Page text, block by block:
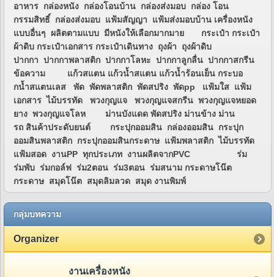
อาหาร กล่องหนัง กล่องโอนบ้าน กล่องส่งมอบ กล่อง โอน
กรรมสิทธิ์ กล่องส่งมอบ แฟ้มสัญญา แฟ้มส่งมอบบ้าน เครื่องหนัง
แบบอื่นๆ ผลิตตามแบบ มีหนังให้เลือกมากมาย กระเป๋า กระเป๋า
ผ้าดิบ กระเป๋าเอกสาร กระเป๋าเดินทาง ถุงผ้า ถุงผ้าดิบ
ปากกา ปากกาพลาสติก ปากกาโลหะ ปากกาลูกลื่น ปากกาสกรีน
ข้อความ แก้วสแตน แก้วน้ำสแตน แก้วน้ำร้อนเย็น กระบอ
กน้ำสแตนเลส พัด พัดพลาสติก พัดสปริง พัดpp แฟ้มใส แฟ้ม
เอกสาร ไม้บรรทัด พวงกุญแจ พวงกุญแจสกรีน พวงกุญแจหยอด
ยาง พวงกุญแจโลห ม่านบังแดด พัดสปริง ม่านข้าง ม่าน
รถ สินค้าประดับยนต์ กระปุกออมสิน กล่องออมสิน กระปุก
ออมสินพลาสติก กระปุกออมสินกระดาษ แฟ้มพลาสติก ไม้บรรทัด
แฟ้มสอด งานPP ทุกประเภท งานผลิตจากPVC ร่ม
ร่มพับ ร่มกอล์ฟ ร่ม2ตอน ร่ม3ตอน ร่มสนาม กระดาษโน๊ต
กระดาษ สมุดโน๊ต สมุดลิมลวด สมุด งานพิมพ์
กลุ่มบทความ
Organizer
งานเครื่องหนัง